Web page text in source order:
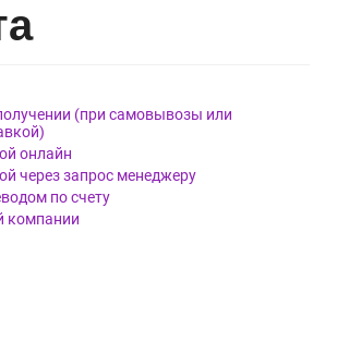
(при самовывозы или
онлайн
через запрос менеджеру
по счету
компании